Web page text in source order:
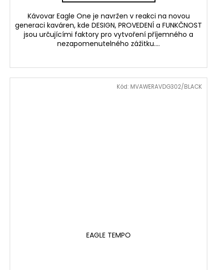
Kávovar Eagle One je navržen v reakci na novou
generaci kaváren, kde DESIGN, PROVEDENÍ a FUNKČNOST
jsou určujícími faktory pro vytvoření příjemného a
nezapomenutelného zážitku....
EAGLE TEMPO
Kód: MVAWERAVDG302/BLACK